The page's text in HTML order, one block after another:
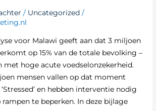
/ Uncategorized /
voor Malawi geeft aan dat 3 miljoen
op 15% van de totale bevolking –
met hoge acute voedselonzekerheid.
mensen vallen op dat moment
en hebben interventie nodig
rampen te beperken. In deze bijlage